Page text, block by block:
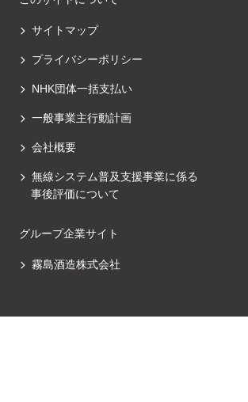
サイトマップ
プライバシーポリシー
NHK団体一括支払い
一般事業主行動計画
会社概要
無線システム普及支援事業に係る
事後評価について
グループ企業サイト
霧島酒造株式会社